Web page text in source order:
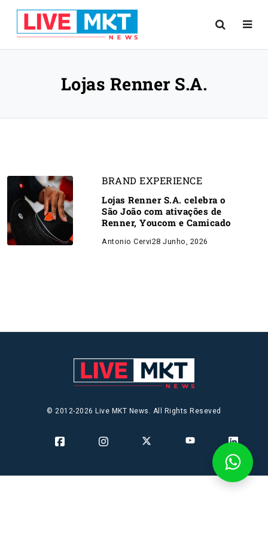
Lojas Renner S.A.
BRAND EXPERIENCE
Lojas Renner S.A. celebra o
São João com ativações de
Renner, Youcom e Camicado
Antonio Cervi28 Junho, 2026
© 2012-2026 Live MKT News. All Rights Reseved